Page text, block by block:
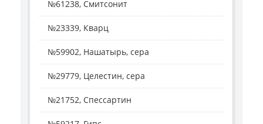
№61238, Смитсонит
№23339, Кварц
№59902, Нашатырь, сера
№29779, Целестин, сера
№21752, Спессартин